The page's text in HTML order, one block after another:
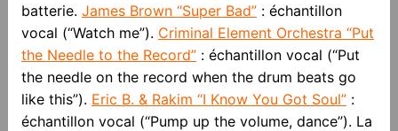
batterie. James Brown “Super Bad”: échantillon
vocal (“Watch me”). Criminal Element Orchestra “Put
the Needle to the Record”: échantillon vocal (“Put
the needle on the record when the drum beats go
like this”). Eric B. & Rakim “I Know You Got Soul”:
échantillon vocal (“Pump up the volume, dance”). La